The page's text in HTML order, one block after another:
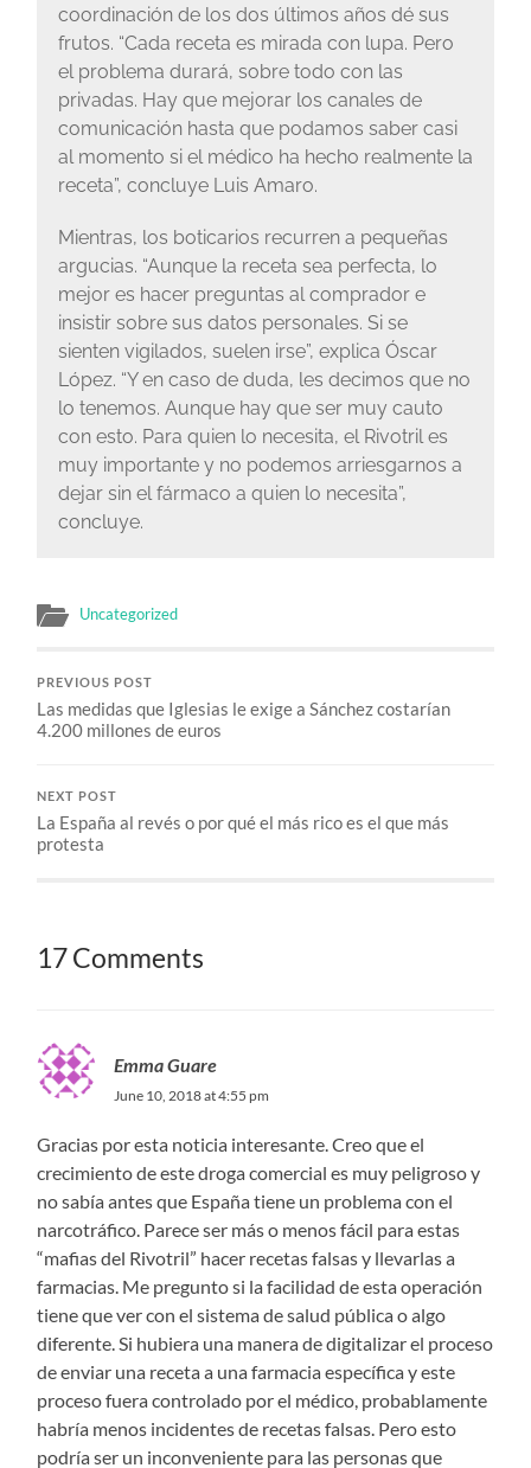
coordinación de los dos últimos años dé sus
frutos. “Cada receta es mirada con lupa. Pero
el problema durará, sobre todo con las
privadas. Hay que mejorar los canales de
comunicación hasta que podamos saber casi
al momento si el médico ha hecho realmente la
receta”, concluye Luis Amaro.
Mientras, los boticarios recurren a pequeñas
argucias. “Aunque la receta sea perfecta, lo
mejor es hacer preguntas al comprador e
insistir sobre sus datos personales. Si se
sienten vigilados, suelen irse”, explica Óscar
López. “Y en caso de duda, les decimos que no
lo tenemos. Aunque hay que ser muy cauto
con esto. Para quien lo necesita, el Rivotril es
muy importante y no podemos arriesgarnos a
dejar sin el fármaco a quien lo necesita”,
concluye.
Uncategorized
PREVIOUS POST
Las medidas que Iglesias le exige a Sánchez costarían
4.200 millones de euros
NEXT POST
La España al revés o por qué el más rico es el que más
protesta
17 Comments
Emma Guare
June 10, 2018 at 4:55 pm
Gracias por esta noticia interesante. Creo que el
crecimiento de este droga comercial es muy peligroso y
no sabía antes que España tiene un problema con el
narcotráfico. Parece ser más o menos fácil para estas
“mafias del Rivotril” hacer recetas falsas y llevarlas a
farmacias. Me pregunto si la facilidad de esta operación
tiene que ver con el sistema de salud pública o algo
diferente. Si hubiera una manera de digitalizar el proceso
de enviar una receta a una farmacia específica y este
proceso fuera controlado por el médico, probablamente
habría menos incidentes de recetas falsas. Pero esto
podría ser un inconveniente para las personas que